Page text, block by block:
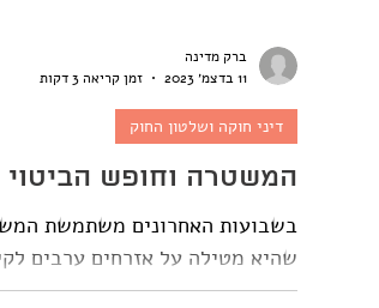
המשטרה וחופש
שהיא מטילה על אזרחים ערבים
דיני חוקה ושלטון החוק
ברק מדינה
11 בדצמ׳ 2023
זמן קריאה 3 דקות